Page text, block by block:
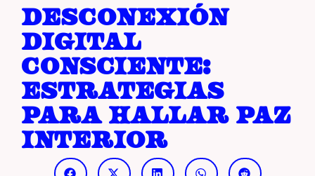
Desconexión
digital
consciente:
estrategias
para hallar paz
interior